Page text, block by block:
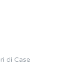
di Case